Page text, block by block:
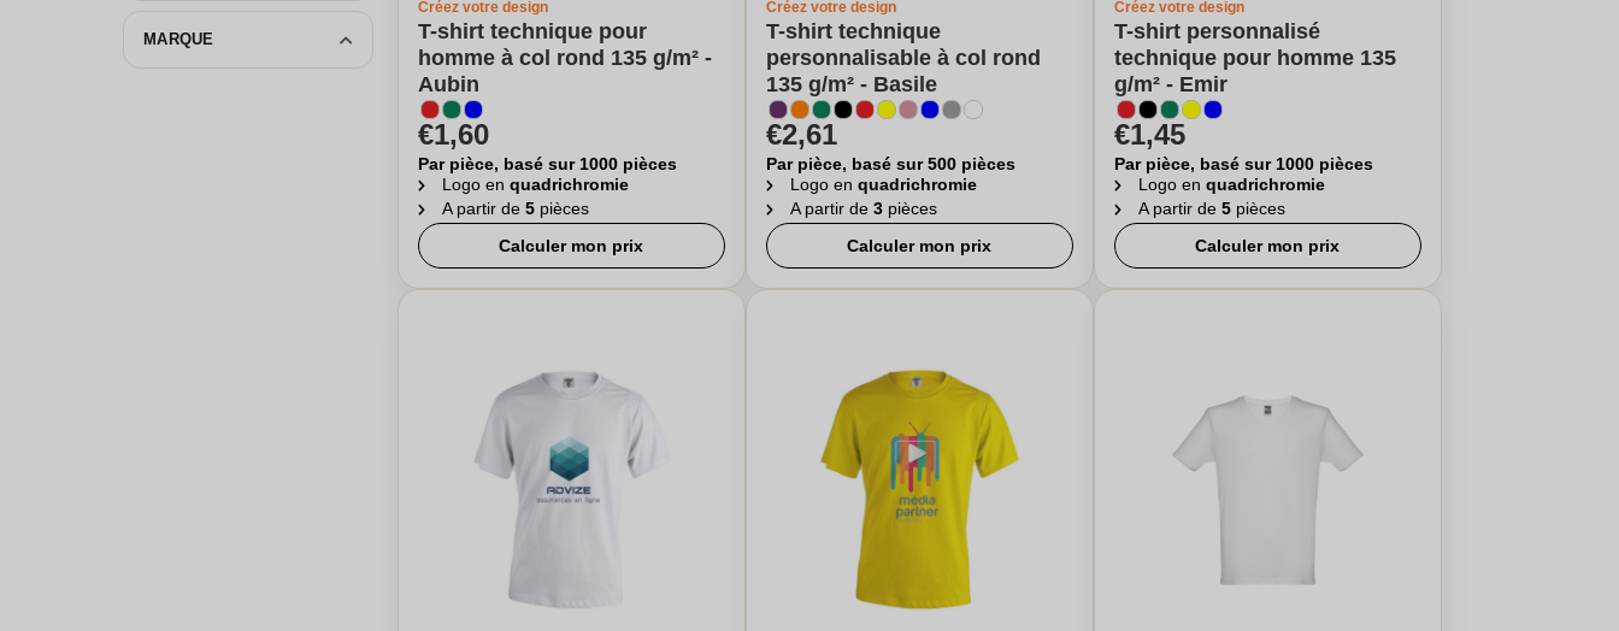
MARQUE
Créez votre design
T-shirt technique pour
homme à col rond 135 g/m² -
Aubin
€1,60
Par pièce, basé sur 1000 pièces
Logo en quadrichromie
A partir de 5 pièces
Calculer mon prix
Créez votre design
T-shirt technique
personnalisable à col rond
135 g/m² - Basile
€2,61
Par pièce, basé sur 500 pièces
Logo en quadrichromie
A partir de 3pièces
Calculer mon prix
Créez votre design
T-shirt personnalisé
technique pour homme 135
g/m² - Emir
€1,45
Par pièce, basé sur 1000 pièces
Logo en quadrichromie
A partir de 5pièces
Calculer mon prix